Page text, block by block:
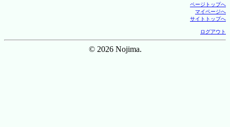
ページトップへ
マイページへ
サイトトップへ
ログアウト
© 2026 Nojima.